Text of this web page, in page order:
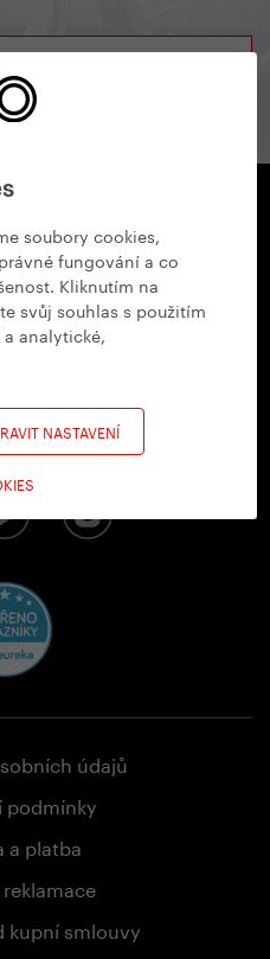
soubory cookies,
fungování a co
Kliknutím na
svůj souhlas s použitím
analytické,
NASTAVENÍ
YEDOO
5
+420 737 279 592
- Pá 8:30 - 16:00
- 16:00
údajů
podmínky
a platba
kupní smlouvy